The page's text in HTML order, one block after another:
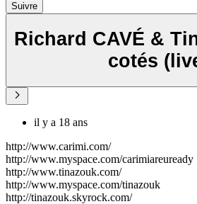
Suivre
Richard CAVÉ &
cotés
il y a 18 ans
http://www.carimi.com/
http://www.myspace.com/carimiareuready
http://www.tinazouk.com/
http://www.myspace.com/tinazouk
http://tinazouk.skyrock.com/